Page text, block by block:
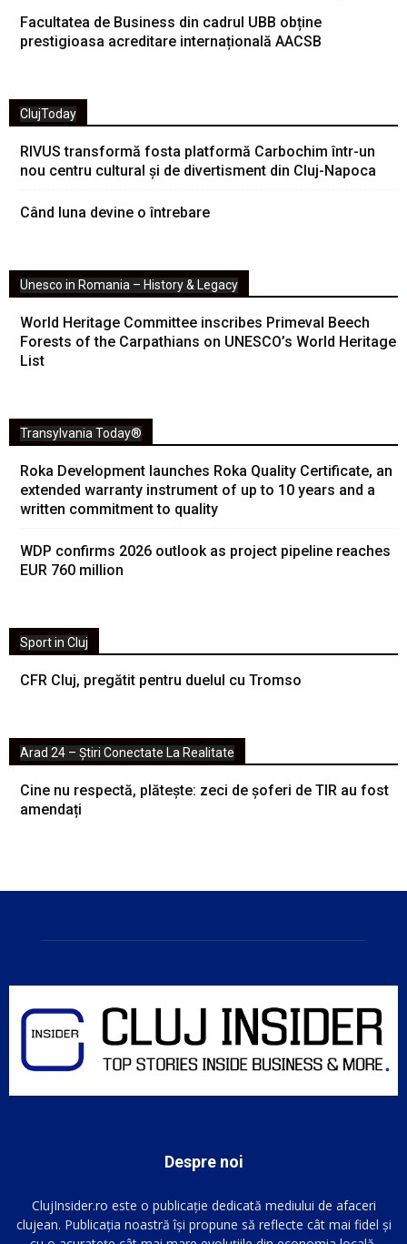
Facultatea de Business din cadrul UBB obține
prestigioasa acreditare internațională AACSB
ClujToday
RIVUS transformă fosta platformă Carbochim într-un
nou centru cultural și de divertisment din Cluj-Napoca
Când luna devine o întrebare
Unesco in Romania – History & Legacy
World Heritage Committee inscribes Primeval Beech
Forests of the Carpathians on UNESCO’s World Heritage
List
Transylvania Today®
Roka Development launches Roka Quality Certificate, an
extended warranty instrument of up to 10 years and a
written commitment to quality
WDP confirms 2026 outlook as project pipeline reaches
EUR 760 million
Sport in Cluj
CFR Cluj, pregătit pentru duelul cu Tromso
Arad 24 – Știri Conectate La Realitate
Cine nu respectă, plătește: zeci de șoferi de TIR au fost
amendați
Despre noi
ClujInsider.ro este o publicație dedicată mediului de afaceri
clujean. Publicația noastră își propune să reflecte cât mai fidel și